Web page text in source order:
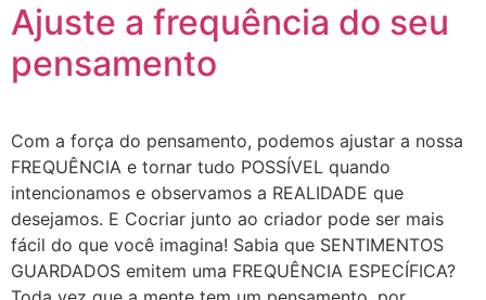
Ajuste a frequência do seu
pensamento
Com a força do pensamento, podemos ajustar a nossa
FREQUÊNCIA e tornar tudo POSSÍVEL quando
intencionamos e observamos a REALIDADE que
desejamos. E Cocriar junto ao criador pode ser mais
fácil do que você imagina! Sabia que SENTIMENTOS
GUARDADOS emitem uma FREQUÊNCIA ESPECÍFICA?